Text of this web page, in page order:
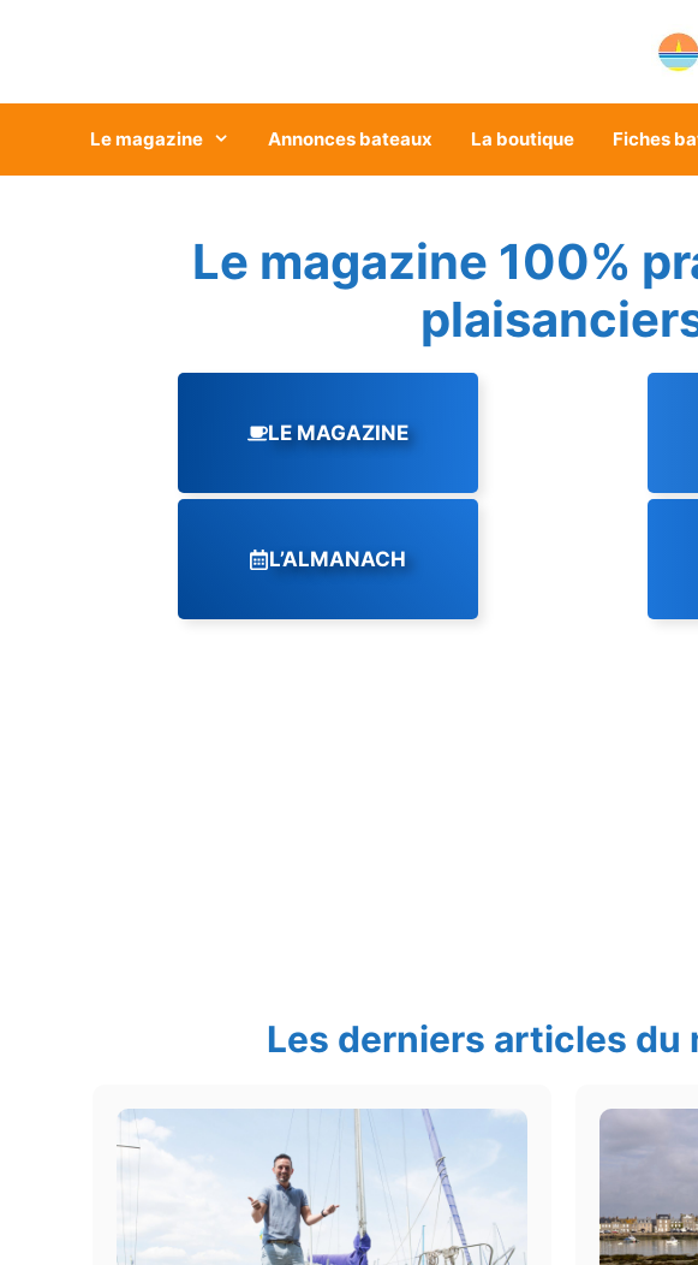
Le magazine Annonces bateaux La boutique Fiches
Le magazine 100%
LE MAGAZINE
L’ALMANACH
Les derniers articles du